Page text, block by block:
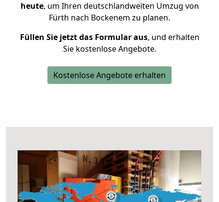
heute, um Ihren deutschlandweiten Umzug von
Fürth nach Bockenem zu planen.
Füllen Sie jetzt das Formular aus, und erhalten
Sie kostenlose Angebote.
Kostenlose Angebote erhalten